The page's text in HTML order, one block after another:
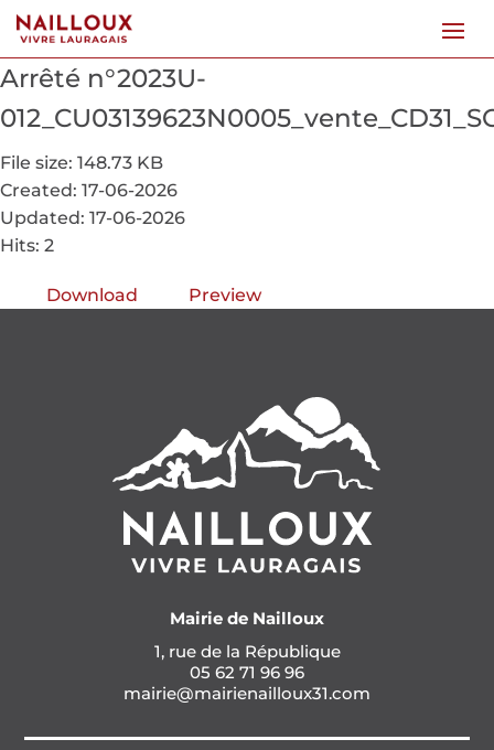
Arrêté n°2023U-
File size: 148.73 KB
Created: 17-06-2026
Updated: 17-06-2026
Hits: 2
Download Preview
Mairie de Nailloux
1, rue de la République
05 62 71 96 96
mairie@mairienailloux31.com